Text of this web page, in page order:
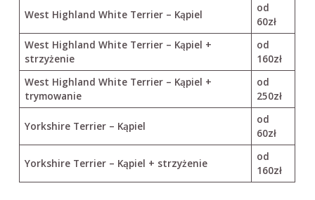
West Highland White Terrier – Kąpiel
od
60zł
West Highland White Terrier – Kąpiel +
strzyżenie
od
160zł
West Highland White Terrier – Kąpiel +
trymowanie
od
250zł
Yorkshire Terrier – Kąpiel
od
60zł
Yorkshire Terrier – Kąpiel + strzyżenie
od
160zł